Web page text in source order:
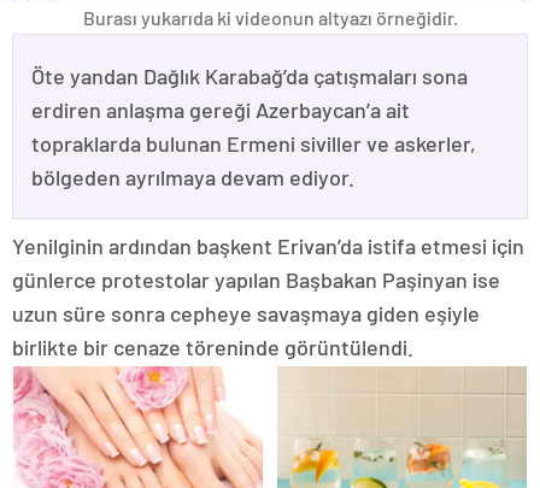
Burası yukarıda ki videonun altyazı örneğidir.
Öte yandan Dağlık Karabağ’da çatışmaları sona
erdiren anlaşma gereği Azerbaycan’a ait
topraklarda bulunan Ermeni siviller ve askerler,
bölgeden ayrılmaya devam ediyor.
Yenilginin ardından başkent Erivan’da istifa etmesi için
günlerce protestolar yapılan Başbakan Paşinyan ise
uzun süre sonra cepheye savaşmaya giden eşiyle
birlikte bir cenaze töreninde görüntülendi.